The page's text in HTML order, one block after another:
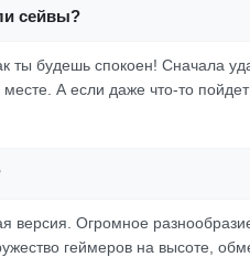
сейвы?
ты будешь спокоен! Сначала
А если даже что-то
версия. Огромное
геймеров на высоте,